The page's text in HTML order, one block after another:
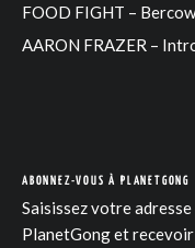
FOOD FIGHT –
AARON FRAZER –
ABONNEZ-VOUS À PLANETGONG
Saisissez votre
PlanetGong et